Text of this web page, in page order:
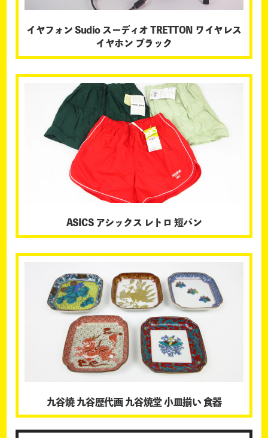
イヤフォン Sudio スーディオ TRETTON ワイヤレス
イヤホン ブラック
ASICS アシックス レトロ 短パン
九谷焼 九谷歴代画 九谷焼堂 小皿揃い 食器